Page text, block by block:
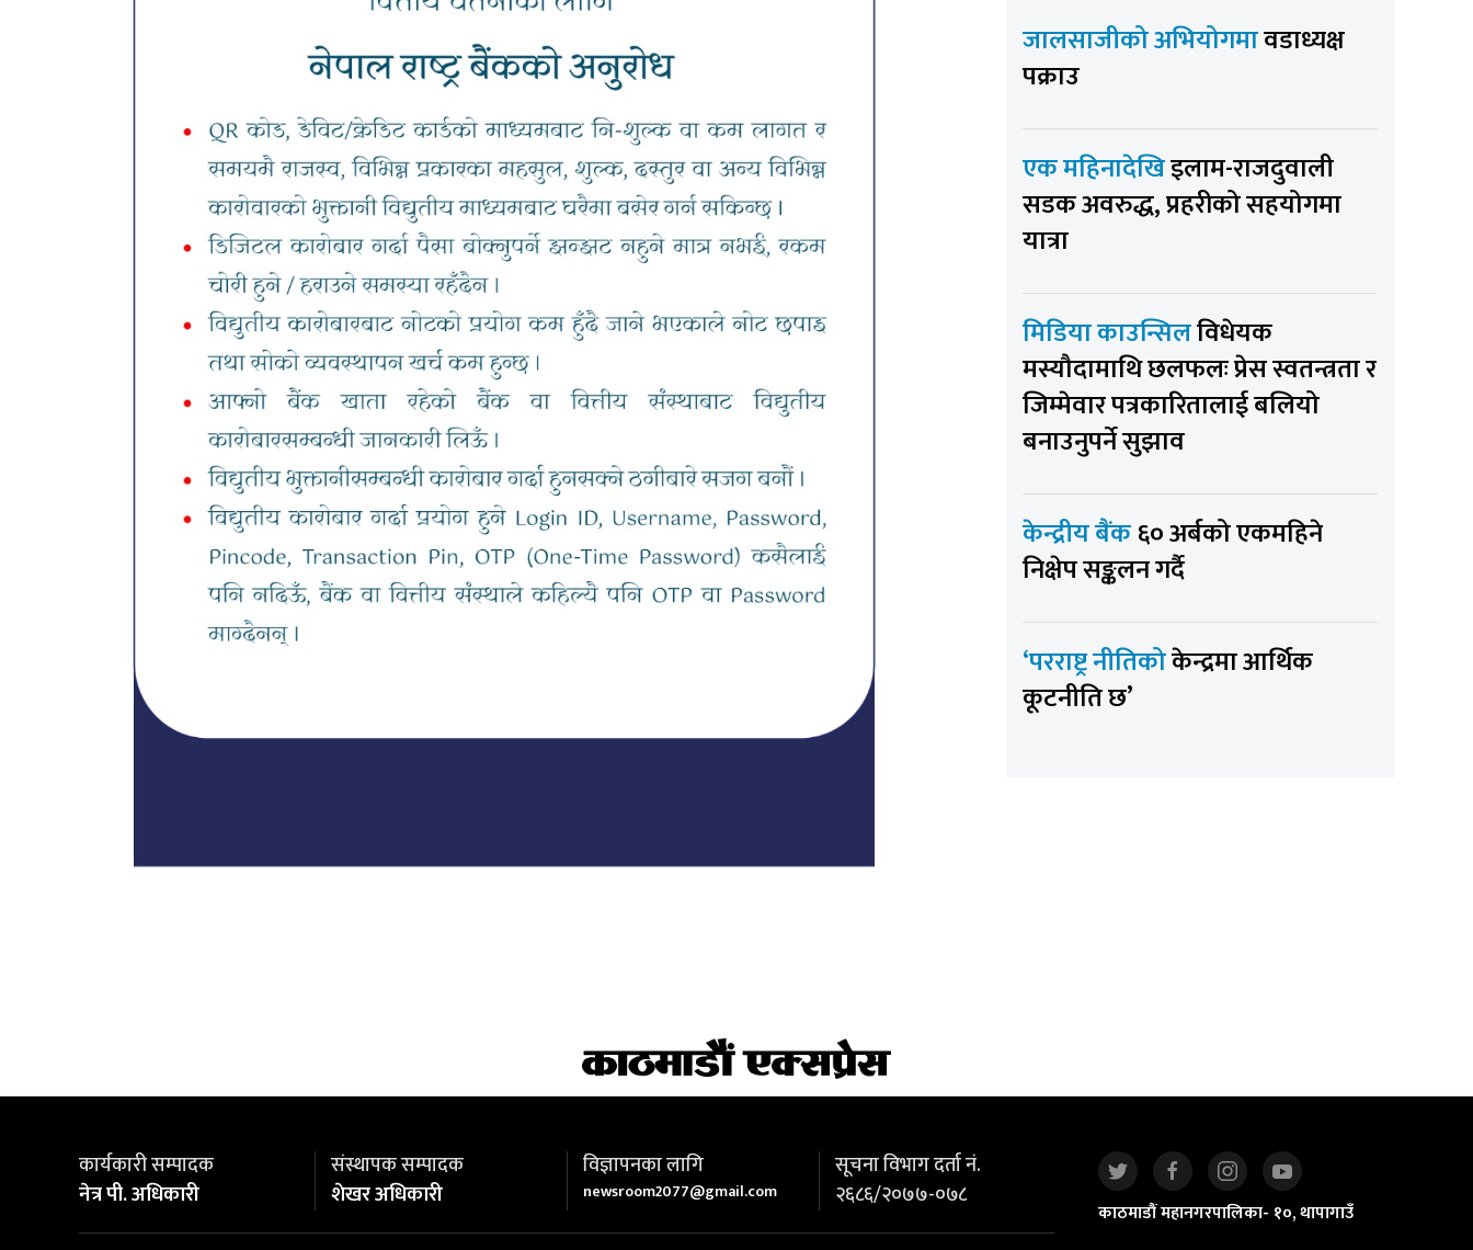
जालसाजीको अभियोगमावडाध्यक्ष
पक्राउ
एक महिनादेखिइलाम-राजदुवाली
सडक अवरुद्ध, प्रहरीको सहयोगमा
यात्रा
मिडिया काउन्सिलविधेयक
मस्यौदामाथि छलफलः प्रेस स्वतन्त्रता र
जिम्मेवार पत्रकारितालाई बलियो
बनाउनुपर्ने सुझाव
केन्द्रीय बैंक६० अर्बको एकमहिने
निक्षेप सङ्कलन गर्दै
‘परराष्ट्र नीतिकोकेन्द्रमा आर्थिक
कूटनीति छ’
कार्यकारी सम्पादक
नेत्र पी. अधिकारी
संस्थापक सम्पादक
शेखर अधिकारी
विज्ञापनका लागि
newsroom2077@gmail.com
सूचना विभाग दर्ता नं.
२६८६/२०७७-०७८
काठमाडौं महानगरपालिका- १०, थापागाउँ